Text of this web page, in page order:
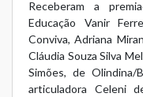
Receberam a
Educação Vanir
Conviva, Adriana
Cláudia Souza Silva
Simões, de Olindina/
articuladora Celeni